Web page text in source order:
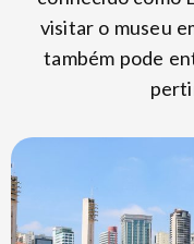
visitar o museu
também pode